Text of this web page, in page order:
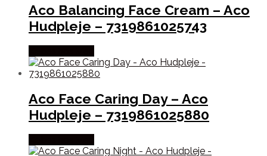
Aco Balancing Face Cream – Aco
Hudpleje – 7319861025743
Aco Face Caring Day – Aco
Hudpleje – 7319861025880